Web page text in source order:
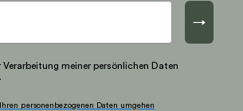
→
Verarbeitung meiner persönlichen Daten
personenbezogenen Daten umgehen